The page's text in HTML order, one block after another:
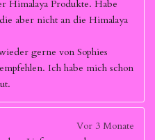
Himalaya Produkte. Habe
aber nicht an die Himalaya
gerne von Sophies
Ich habe mich schon
Vor 3 Monate